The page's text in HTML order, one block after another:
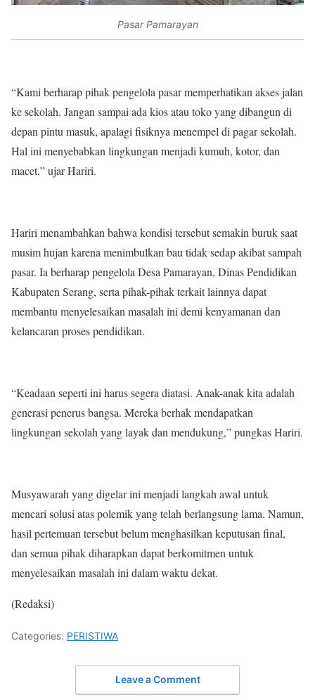
Pasar Pamarayan
“Kami berharap pihak pengelola pasar memperhatikan akses jalan
ke sekolah. Jangan sampai ada kios atau toko yang dibangun di
depan pintu masuk, apalagi fisiknya menempel di pagar sekolah.
Hal ini menyebabkan lingkungan menjadi kumuh, kotor, dan
macet,” ujar Hariri.
Hariri menambahkan bahwa kondisi tersebut semakin buruk saat
musim hujan karena menimbulkan bau tidak sedap akibat sampah
pasar. Ia berharap pengelola Desa Pamarayan, Dinas Pendidikan
Kabupaten Serang, serta pihak-pihak terkait lainnya dapat
membantu menyelesaikan masalah ini demi kenyamanan dan
kelancaran proses pendidikan.
“Keadaan seperti ini harus segera diatasi. Anak-anak kita adalah
generasi penerus bangsa. Mereka berhak mendapatkan
lingkungan sekolah yang layak dan mendukung,” pungkas Hariri.
Musyawarah yang digelar ini menjadi langkah awal untuk
mencari solusi atas polemik yang telah berlangsung lama. Namun,
hasil pertemuan tersebut belum menghasilkan keputusan final,
dan semua pihak diharapkan dapat berkomitmen untuk
menyelesaikan masalah ini dalam waktu dekat.
(Redaksi)
Categories: PERISTIWA
Leave a Comment